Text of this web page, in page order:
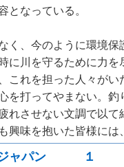
となっている。
く、今のように環境保
に川を守るために力
これを担った人々が
を打ってやまない。
れさせない文調で以
興味を抱いた皆様に
ジャパン １